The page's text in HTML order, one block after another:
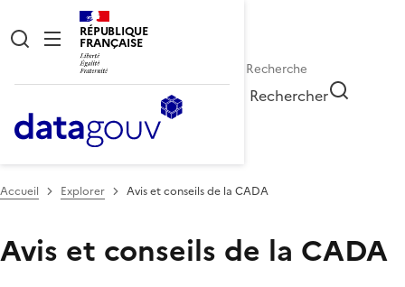
RÉPUBLIQUE
FRANÇAISE
Rechercher
Accueil Explorer Avis et conseils de la CADA
Avis et conseils de la CADA